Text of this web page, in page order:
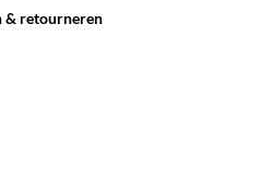
& retourneren